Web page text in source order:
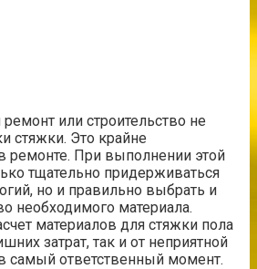
или строительство не
стяжки. Это крайне
ремонте. При выполнении этой
тщательно придерживаться
но и правильно выбрать и
необходимого материала.
материалов для стяжки пола
затрат, так и от неприятной
самый ответственный момент.